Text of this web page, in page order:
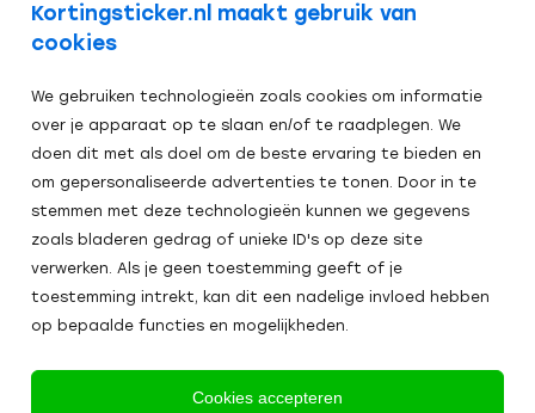
Kortingsticker.nl maakt gebruik van
cookies
We gebruiken technologieën zoals cookies om informatie
over je apparaat op te slaan en/of te raadplegen. We
doen dit met als doel om de beste ervaring te bieden en
om gepersonaliseerde advertenties te tonen. Door in te
stemmen met deze technologieën kunnen we gegevens
zoals bladeren gedrag of unieke ID's op deze site
verwerken. Als je geen toestemming geeft of je
toestemming intrekt, kan dit een nadelige invloed hebben
op bepaalde functies en mogelijkheden.
Cookies accepteren